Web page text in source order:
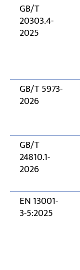
GB/T
20303.4-
2025
GB/T 5973-
2026
GB/T
24810.1-
2026
EN 13001-
3-5:2025